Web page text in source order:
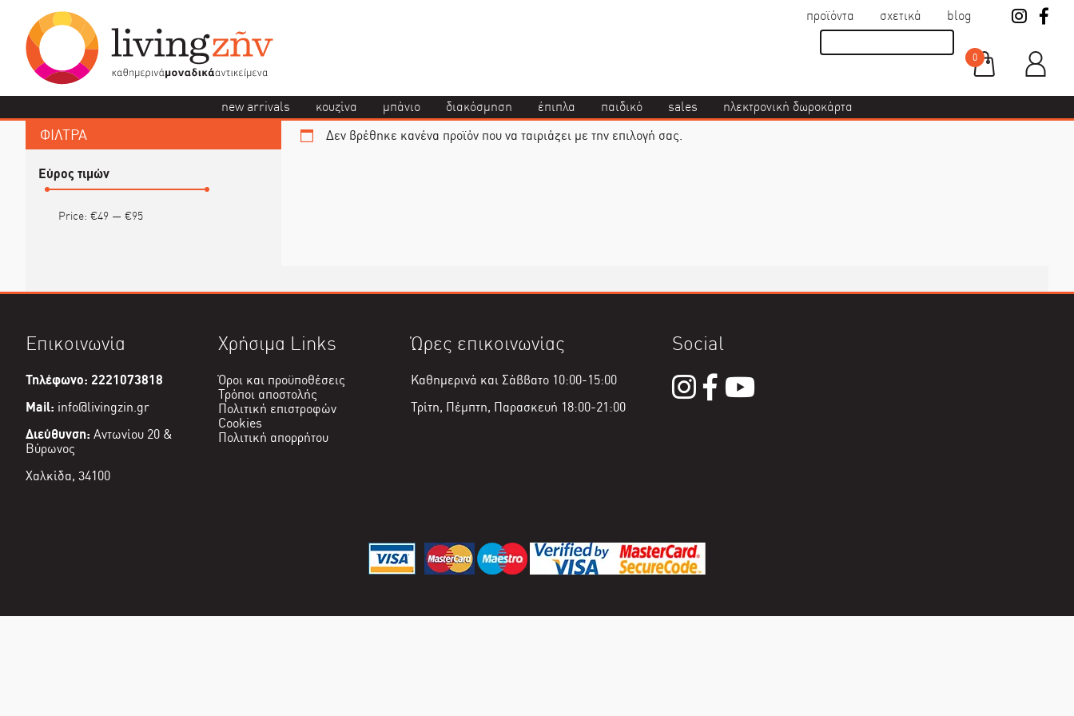
προϊόντα σχετικά blog
0
new arrivals κουζίνα μπάνιο διακόσμηση έπιπλα παιδικό sales ηλεκτρονική δωροκάρτα
ΦΙΛΤΡΑ
Εύρος τιμών
Price: €49— €95
Δεν βρέθηκε κανένα προϊόν που να ταιριάζει με την επιλογή σας.
Επικοινωνία
Τηλέφωνο: 2221073818
Mail: info@livingzin.gr
Διεύθυνση: Αντωνίου 20 &
Βύρωνος
Χαλκίδα, 34100
Χρήσιμα Links
Όροι και προϋποθέσεις
Τρόποι αποστολής
Πολιτική επιστροφών
Cookies
Πολιτική απορρήτου
Ώρες επικοινωνίας
Καθημερινά και Σάββατο 10:00-15:00
Τρίτη, Πέμπτη, Παρασκευή 18:00-21:00
Social